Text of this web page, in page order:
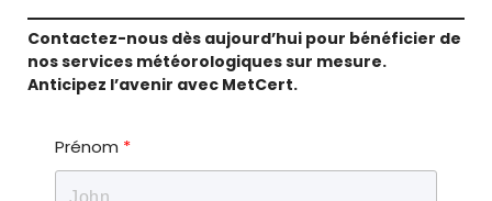
Contactez-nous dès aujourd’hui pour bénéficier de
nos services météorologiques sur mesure.
Anticipez l’avenir avec MetCert.
Prénom